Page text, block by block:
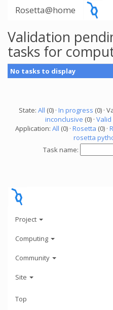
Rosetta@home
Validation
tasks for
No tasks to display
State: All (0) · In progress (0) ·
inconclusive (0) · Valid
Application: All (0) · Rosetta (0) ·
rosetta
Task name:
Project
Computing
Community
Site
Top